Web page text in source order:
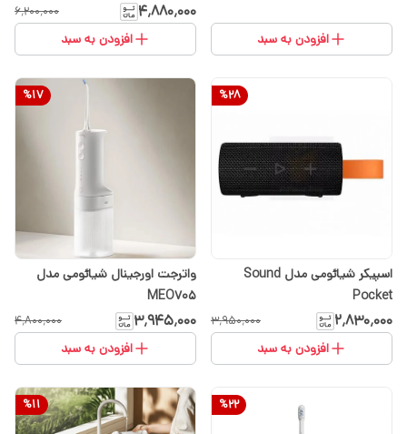
افزودن به سبد
۴٬۸۸۰٬۰۰۰ ۶٬۲۰۰٬۰۰۰
افزودن به سبد
%28
اسپیکر شیائومی مدل Sound
Pocket
۲٬۸۳۰٬۰۰۰ ۳٬۹۵۰٬۰۰۰
افزودن به سبد
%17
واترجت اورجینال شیائومی مدل
MEO705
۳٬۹۴۵٬۰۰۰ ۴٬۸۰۰٬۰۰۰
افزودن به سبد
%22
%11